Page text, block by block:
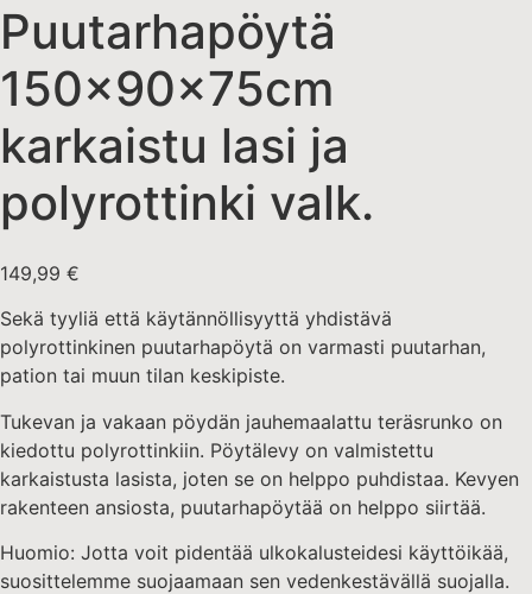
Puutarhapöytä
150x90x75cm
karkaistu lasi ja
polyrottinki valk.
149,99 €
Sekä tyyliä että käytännöllisyyttä yhdistävä
polyrottinkinen puutarhapöytä on varmasti puutarhan,
pation tai muun tilan keskipiste.
Tukevan ja vakaan pöydän jauhemaalattu teräsrunko on
kiedottu polyrottinkiin. Pöytälevy on valmistettu
karkaistusta lasista, joten se on helppo puhdistaa. Kevyen
rakenteen ansiosta, puutarhapöytää on helppo siirtää.
Huomio: Jotta voit pidentää ulkokalusteidesi käyttöikää,
suosittelemme suojaamaan sen vedenkestävällä suojalla.